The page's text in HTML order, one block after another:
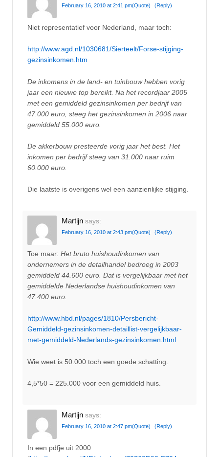
February 16, 2010 at 2:41 pm(Quote) (Reply)
Niet representatief voor Nederland, maar toch:
http://www.agd.nl/1030681/Sierteelt/Forse-stijging-
gezinsinkomen.htm
De inkomens in de land- en tuinbouw hebben vorig
jaar een nieuwe top bereikt. Na het recordjaar 2005
met een gemiddeld gezinsinkomen per bedrijf van
47.000 euro, steeg het gezinsinkomen in 2006 naar
gemiddeld 55.000 euro.
De akkerbouw presteerde vorig jaar het best. Het
inkomen per bedrijf steeg van 31.000 naar ruim
60.000 euro.
Die laatste is overigens wel een aanzienlijke stijging.
Martijn says:
February 16, 2010 at 2:43 pm(Quote) (Reply)
Toe maar: Het bruto huishoudinkomen van
ondernemers in de detailhandel bedroeg in 2003
gemiddeld 44.600 euro. Dat is vergelijkbaar met het
gemiddelde Nederlandse huishoudinkomen van
47.400 euro.
http://www.hbd.nl/pages/1810/Persbericht-
Gemiddeld-gezinsinkomen-detaillist-vergelijkbaar-
met-gemiddeld-Nederlands-gezinsinkomen.html
Wie weet is 50.000 toch een goede schatting.
4,5*50 = 225.000 voor een gemiddeld huis.
Martijn says:
February 16, 2010 at 2:47 pm(Quote) (Reply)
In een pdfje uit 2000